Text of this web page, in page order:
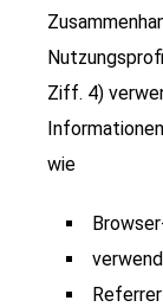
Ziff. 4)
wie